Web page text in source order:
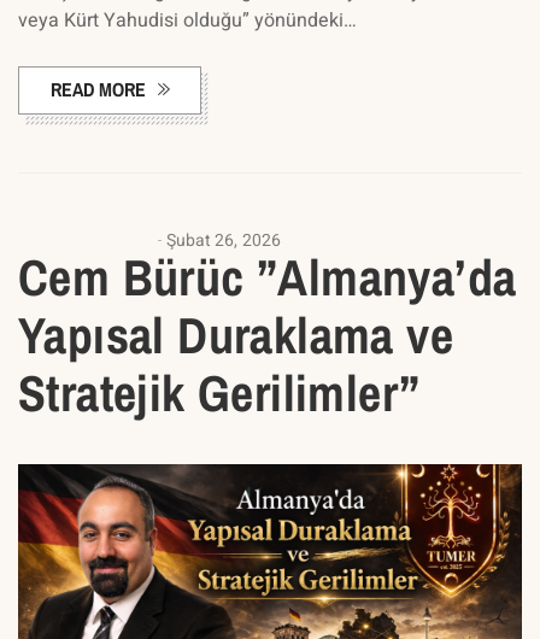
veya Kürt Yahudisi olduğu” yönündeki…
READ MORE
Şubat 26, 2026
Cem Bürüc ”Almanya’da
Yapısal Duraklama ve
Stratejik Gerilimler”